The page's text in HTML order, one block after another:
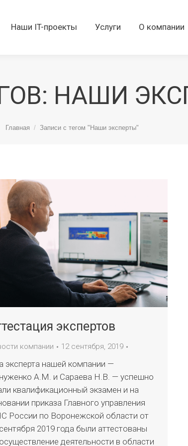
Наши IT-проекты Услуги О компании
НАШИ
Вы здесь:
Главная Записи с тегом "Наши эксперты"
экспертов
компании 12 сентября, 2019
эксперта нашей компании —
А.М. и Сараева Н.В. — успешно
квалификационный экзамен и на
приказа Главного управления
России по Воронежской области от
2019 года были аттестованы
деятельности в области